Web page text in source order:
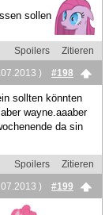
sollen
Spoilers
Zitieren
)
#198
sollten könnten
wayne.aaaber
da sin
Spoilers
Zitieren
)
#199